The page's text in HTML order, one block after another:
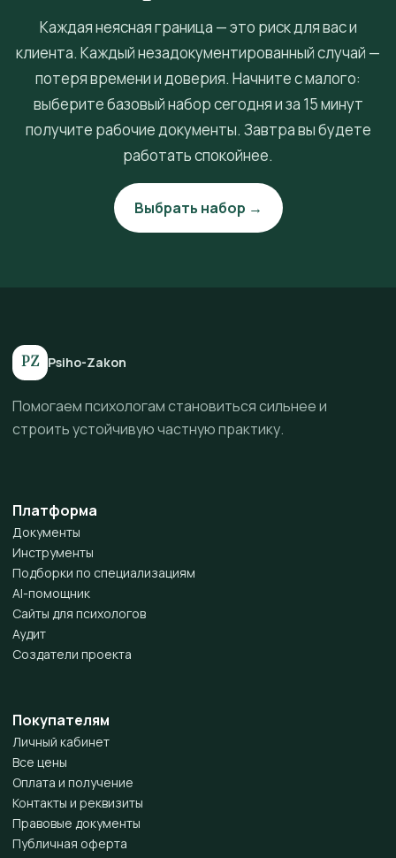
Каждая неясная граница — это риск для вас и
клиента. Каждый незадокументированный случай —
потеря времени и доверия. Начните с малого:
выберите базовый набор сегодня и за 15 минут
получите рабочие документы. Завтра вы будете
работать спокойнее.
Выбрать набор →
PZ Psiho-Zakon
Помогаем психологам становиться сильнее и
строить устойчивую частную практику.
Платформа
Документы
Инструменты
Подборки по специализациям
AI-помощник
Сайты для психологов
Аудит
Создатели проекта
Покупателям
Личный кабинет
Все цены
Оплата и получение
Контакты и реквизиты
Правовые документы
Публичная оферта